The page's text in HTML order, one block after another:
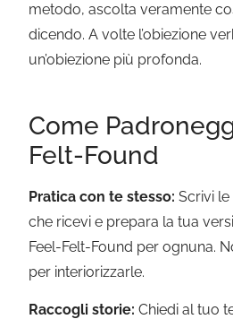
metodo, ascolta veramente
dicendo. A volte l’obiezione
un’obiezione più profonda.
Come
Felt-Found
Pratica con te stesso: Scrivi
che ricevi e prepara la tua
Feel-Felt-Found per ognuna.
per interiorizzarle.
Raccogli storie: Chiedi al tuo